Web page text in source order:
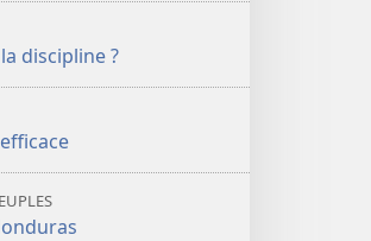
VOUS !
passée
discipline ?
VOUS !
discipline ?